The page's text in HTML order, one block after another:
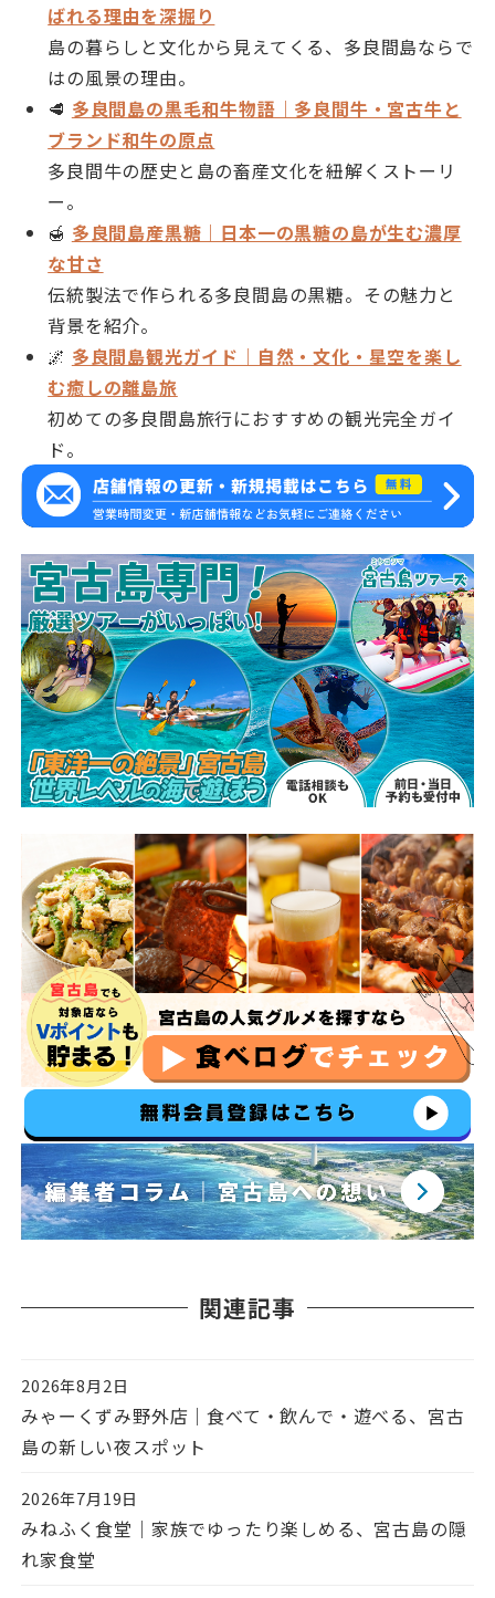
ばれる理由を深掘り
島の暮らしと文化から見えてくる、多良間島ならで
はの風景の理由。
🥩 多良間島の黒毛和牛物語｜多良間牛・宮古牛と
ブランド和牛の原点
多良間牛の歴史と島の畜産文化を紐解くストーリ
ー。
🍯 多良間島産黒糖｜日本一の黒糖の島が生む濃厚
な甘さ
伝統製法で作られる多良間島の黒糖。その魅力と
背景を紹介。
🌌 多良間島観光ガイド｜自然・文化・星空を楽し
む癒しの離島旅
初めての多良間島旅行におすすめの観光完全ガイ
ド。
関連記事
投稿日
2026年8月2日
みゃーくずみ野外店｜食べて・飲んで・遊べる、宮古
島の新しい夜スポット
投稿日
2026年7月19日
みねふく食堂｜家族でゆったり楽しめる、宮古島の隠
れ家食堂